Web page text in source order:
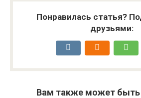
Понравилась статья?
друзьями:
Вам также может быть